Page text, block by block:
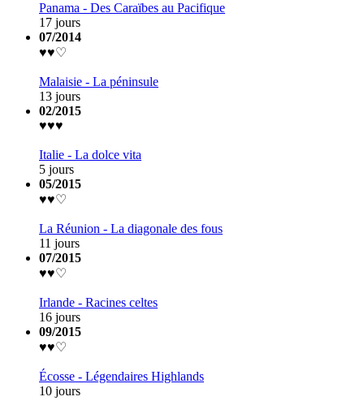
Panama - Des Caraïbes au Pacifique
17 jours
07/2014
♥♥♡
Malaisie - La péninsule
13 jours
02/2015
♥♥♥
Italie - La dolce vita
5 jours
05/2015
♥♥♡
La Réunion - La diagonale des fous
11 jours
07/2015
♥♥♡
Irlande - Racines celtes
16 jours
09/2015
♥♥♡
Écosse - Légendaires Highlands
10 jours